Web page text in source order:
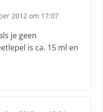
2012 om 17:07
je geen
is ca. 15 ml en